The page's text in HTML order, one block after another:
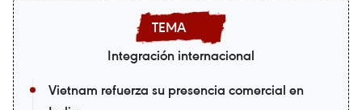
Integración internacional
Vietnam refuerza su presencia comercial en